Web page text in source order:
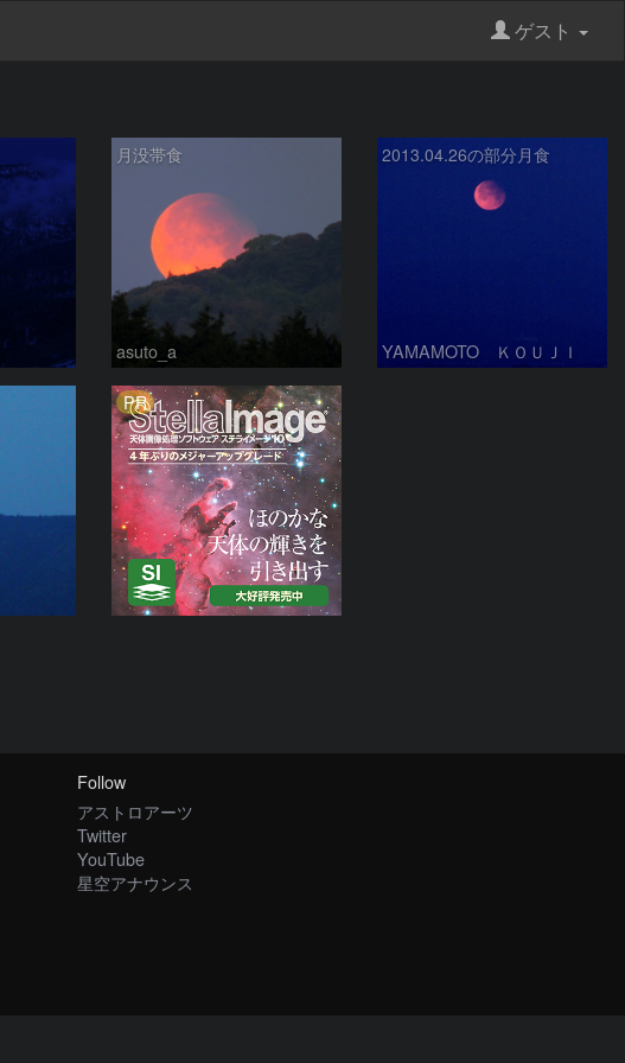
ゲスト
月没帯食
asuto_a
2013.04.26の部分月食
YAMAMOTO ＫＯＵＪＩ
PR
Follow
アストロアーツ
Twitter
YouTube
星空アナウンス